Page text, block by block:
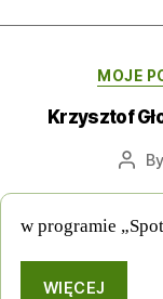
MOJE
Krzysztof
Post
By
w programie
WIĘCEJ